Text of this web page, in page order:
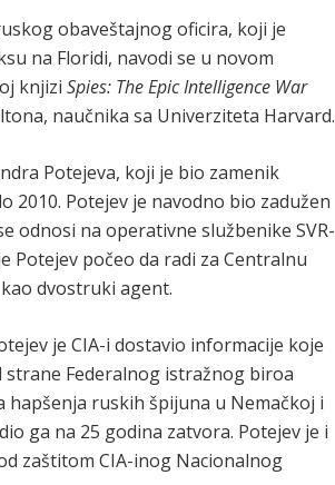
obaveštajnog oficira, koji je
na Floridi, navodi se u novom
knjizi Spies: The Epic Intelligence War
naučnika sa Univerziteta Harvard.
Potejeva, koji je bio zamenik
2010. Potejev je navodno bio zadužen
odnosi na operativne službenike SVR-
Potejev počeo da radi za Centralnu
dvostruki agent.
je CIA-i dostavio informacije koje
Federalnog istražnog biroa
hapšenja ruskih špijuna u Nemačkoj i
ga na 25 godina zatvora. Potejev je i
zaštitom CIA-inog Nacionalnog